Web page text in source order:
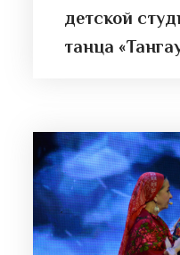
детской
танца